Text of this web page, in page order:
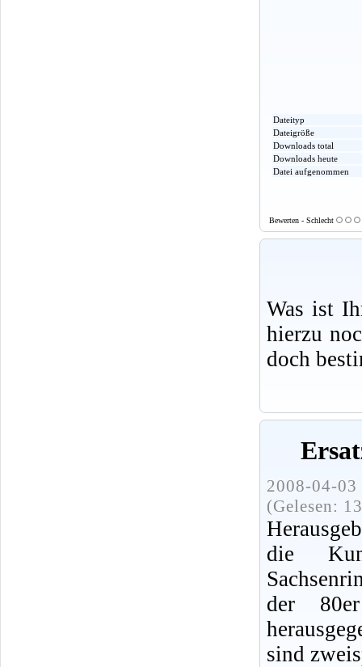
Dateityp
Dateigröße
Downloads total
Downloads heute
Datei aufgenommen
Bewerten - Schlecht
Was ist
hierzu
doch
2008-04-
(Gelesen:
die
der
sind